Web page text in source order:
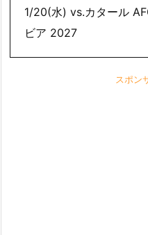
1/20(水) vs.カタール
ビア 2027
スポン